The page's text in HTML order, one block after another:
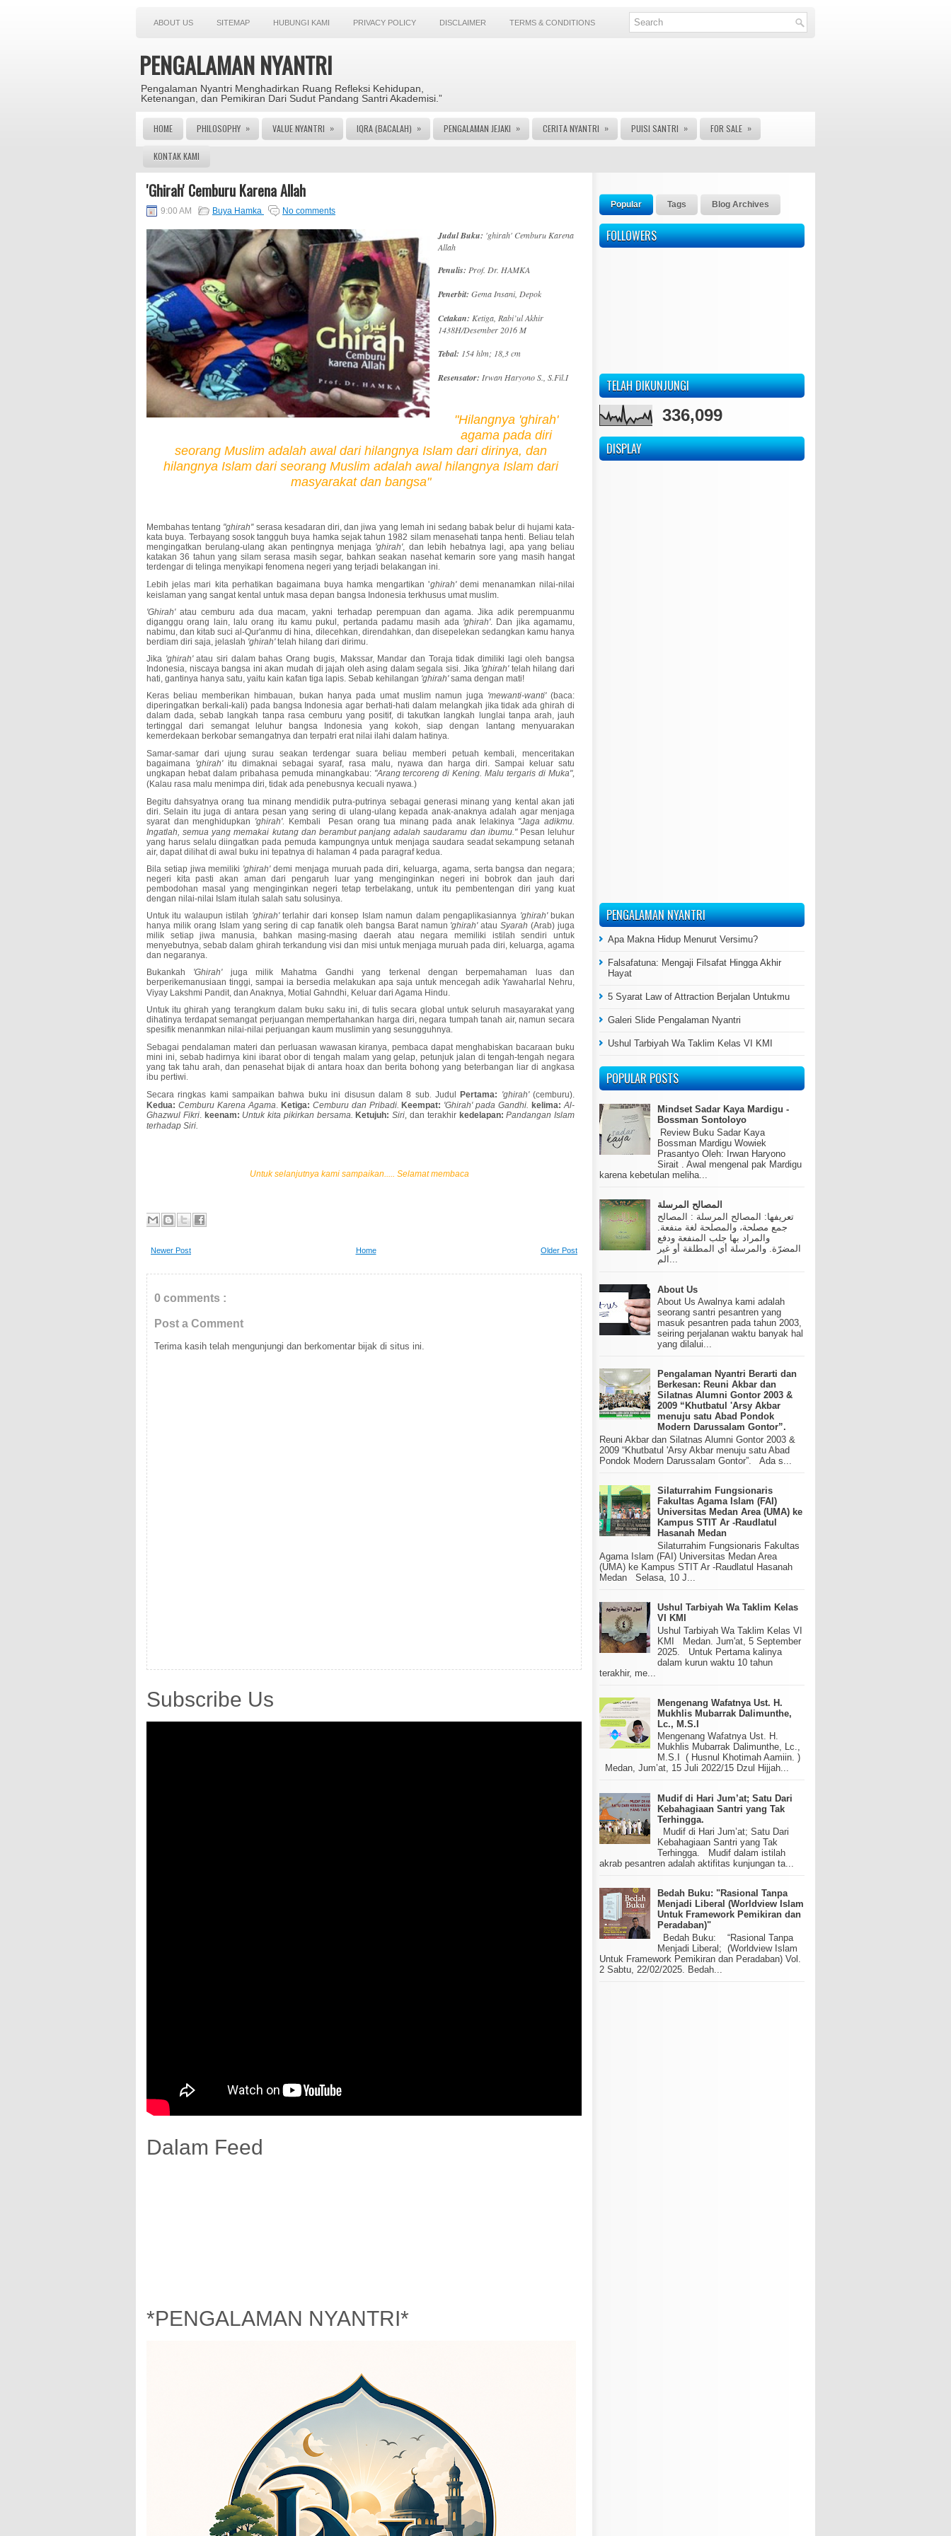
ABOUT US SITEMAP HUBUNGI KAMI PRIVACY POLICY DISCLAIMER TERMS & CONDITIONS
PENGALAMAN NYANTRI
Pengalaman Nyantri Menghadirkan Ruang Refleksi Kehidupan,
Ketenangan, dan Pemikiran Dari Sudut Pandang Santri Akademisi.”
HOME PHILOSOPHY » VALUE NYANTRI » IQRA (BACALAH) » PENGALAMAN JEJAKI » CERITA NYANTRI » PUISI SANTRI » FOR SALE »
KONTAK KAMI
'Ghirah' Cemburu Karena Allah
9:00 AM Buya Hamka No comments
Judul Buku: 'ghirah' Cemburu Karena
Allah
Penulis: Prof. Dr. HAMKA
Penerbit: Gema Insani, Depok
Cetakan: Ketiga, Rabi’ul Akhir
1438H/Desember 2016 M
Tebal: 154 hlm; 18,3 cm
Resensator: Irwan Haryono S., S.Fil.I
"Hilangnya 'ghirah'
agama pada diri
seorang Muslim adalah awal dari hilangnya Islam dari dirinya, dan
hilangnya Islam dari seorang Muslim adalah awal hilangnya Islam dari
masyarakat dan bangsa"
Membahas tentang ''ghirah''serasa kesadaran diri, dan jiwa yang lemah ini sedang babak belur di hujami kata-
kata buya. Terbayang sosok tangguh buya hamka sejak tahun 1982 silam menasehati tanpa henti. Beliau telah
mengingatkan berulang-ulang akan pentingnya menjaga 'ghirah', dan lebih hebatnya lagi, apa yang beliau
katakan 36 tahun yang silam serasa masih segar, bahkan seakan nasehat kemarin sore yang masih hangat
terdengar di telinga menyikapi fenomena negeri yang terjadi belakangan ini.
Lebih jelas mari kita perhatikan bagaimana buya hamka mengartikan 'ghirah' demi menanamkan nilai-nilai
keislaman yang sangat kental untuk masa depan bangsa Indonesia terkhusus umat muslim.
'Ghirah'atau cemburu ada dua macam, yakni terhadap perempuan dan agama. Jika adik perempuanmu
diganggu orang lain, lalu orang itu kamu pukul, pertanda padamu masih ada 'ghirah'. Dan jika agamamu,
nabimu, dan kitab suci al-Qur'anmu di hina, dilecehkan, direndahkan, dan disepelekan sedangkan kamu hanya
berdiam diri saja, jelaslah 'ghirah'telah hilang dari dirimu.
Jika 'ghirah'atau siri dalam bahas Orang bugis, Makssar, Mandar dan Toraja tidak dimiliki lagi oleh bangsa
Indonesia, niscaya bangsa ini akan mudah di jajah oleh asing dalam segala sisi. Jika 'ghirah'telah hilang dari
hati, gantinya hanya satu, yaitu kain kafan tiga lapis. Sebab kehilangan 'ghirah'sama dengan mati!
Keras beliau memberikan himbauan, bukan hanya pada umat muslim namun juga 'mewanti-wanti'(baca:
diperingatkan berkali-kali) pada bangsa Indonesia agar berhati-hati dalam melangkah jika tidak ada ghirah di
dalam dada, sebab langkah tanpa rasa cemburu yang positif, di takutkan langkah lunglai tanpa arah, jauh
tertinggal dari semangat leluhur bangsa Indonesia yang kokoh, siap dengan lantang menyuarakan
kemerdekaan berkobar semangatnya dan terpatri erat nilai ilahi dalam hatinya.
Samar-samar dari ujung surau seakan terdengar suara beliau memberi petuah kembali, menceritakan
bagaimana 'ghirah'itu dimaknai sebagai syaraf, rasa malu, nyawa dan harga diri. Sampai keluar satu
ungkapan hebat dalam pribahasa pemuda minangkabau: "Arang tercoreng di Kening. Malu tergaris di Muka",
(Kalau rasa malu menimpa diri, tidak ada penebusnya kecuali nyawa.)
Begitu dahsyatnya orang tua minang mendidik putra-putrinya sebagai generasi minang yang kental akan jati
diri. Selain itu juga di antara pesan yang sering di ulang-ulang kepada anak-anaknya adalah agar menjaga
syarat dan menghidupkan 'ghirah'. Kembali Pesan orang tua minang pada anak lelakinya "Jaga adikmu.
Ingatlah, semua yang memakai kutang dan berambut panjang adalah saudaramu dan ibumu."Pesan leluhur
yang harus selalu diingatkan pada pemuda kampungnya untuk menjaga saudara seadat sekampung setanah
air, dapat dilihat di awal buku ini tepatnya di halaman 4 pada paragraf kedua.
Bila setiap jiwa memiliki 'ghirah'demi menjaga muruah pada diri, keluarga, agama, serta bangsa dan negara;
negeri kita pasti akan aman dari pengaruh luar yang menginginkan negeri ini bobrok dan jauh dari
pembodohan masal yang menginginkan negeri tetap terbelakang, untuk itu pembentengan diri yang kuat
dengan nilai-nilai Islam itulah salah satu solusinya.
Untuk itu walaupun istilah 'ghirah'terlahir dari konsep Islam namun dalam pengaplikasiannya 'ghirah'bukan
hanya milik orang Islam yang sering di cap fanatik oleh bangsa Barat namun 'ghirah'atauSyarah(Arab) juga
milik setiap jiwa manusia, bahkan masing-masing daerah atau negara memiliki istilah sendiri untuk
menyebutnya, sebab dalam ghirah terkandung visi dan misi untuk menjaga muruah pada diri, keluarga, agama
dan negaranya.
Bukankah 'Ghirah'juga milik Mahatma Gandhi yang terkenal dengan berpemahaman luas dan
berperikemanusiaan tinggi, sampai ia bersedia melakukan apa saja untuk mencegah adik Yawaharlal Nehru,
Viyay Lakshmi Pandit, dan Anaknya, Motial Gahndhi, Keluar dari Agama Hindu.
Untuk itu ghirah yang terangkum dalam buku saku ini, di tulis secara global untuk seluruh masayarakat yang
dihatinya terdapat semangat perjuangan mempertahankan harga diri, negara tumpah tanah air, namun secara
spesifik menanmkan nilai-nilai perjuangan kaum muslimin yang sesungguhnya.
Sebagai pendalaman materi dan perluasan wawasan kiranya, pembaca dapat menghabiskan bacaraan buku
mini ini, sebab hadirnya kini ibarat obor di tengah malam yang gelap, petunjuk jalan di tengah-tengah negara
yang tak tahu arah, dan penasehat bijak di antara hoax dan berita bohong yang beterbangan liar di angkasa
ibu pertiwi.
Secara ringkas kami sampaikan bahwa buku ini disusun dalam 8 sub. Judul Pertama: 'ghirah'(cemburu).
Kedua: Cemburu Karena Agama. Ketiga: Cemburu dan Pribadi. Keempat: 'Ghirah' pada Gandhi. kelima: Al-
Ghazwul Fikri. keenam: Untuk kita pikirkan bersama. Ketujuh: Siri, dan terakhir kedelapan: Pandangan Islam
terhadap Siri.
Untuk selanjutnya kami sampaikan..... Selamat membaca
Newer Post Older Post
Home
0 comments :
Post a Comment
Terima kasih telah mengunjungi dan berkomentar bijak di situs ini.
Subscribe Us
Dalam Feed
*PENGALAMAN NYANTRI*
Popular Tags Blog Archives
FOLLOWERS
TELAH DIKUNJUNGI
336,099
DISPLAY
PENGALAMAN NYANTRI
Apa Makna Hidup Menurut Versimu?
Falsafatuna: Mengaji Filsafat Hingga Akhir
Hayat
5 Syarat Law of Attraction Berjalan Untukmu
Galeri Slide Pengalaman Nyantri
Ushul Tarbiyah Wa Taklim Kelas VI KMI
POPULAR POSTS
Mindset Sadar Kaya Mardigu -
Bossman Sontoloyo
Review Buku Sadar Kaya
Bossman Mardigu Wowiek
Prasantyo Oleh: Irwan Haryono
Sirait . Awal mengenal pak Mardigu
karena kebetulan meliha...
المصالح المرسلة
تعريفها: المصالح المرسلة : المصالح
جمع مصلحة، والمصلحة لغة منفعة.
والمراد بها جلب المنفعة ودفع
المضرّة. والمرسلة أي المطلقة أو غير
الم...
About Us
About Us Awalnya kami adalah
seorang santri pesantren yang
masuk pesantren pada tahun 2003,
seiring perjalanan waktu banyak hal
yang dilalui...
Pengalaman Nyantri Berarti dan
Berkesan: Reuni Akbar dan
Silatnas Alumni Gontor 2003 &
2009 “Khutbatul 'Arsy Akbar
menuju satu Abad Pondok
Modern Darussalam Gontor”.
Reuni Akbar dan Silatnas Alumni Gontor 2003 &
2009 “Khutbatul 'Arsy Akbar menuju satu Abad
Pondok Modern Darussalam Gontor”. Ada s...
Silaturrahim Fungsionaris
Fakultas Agama Islam (FAI)
Universitas Medan Area (UMA) ke
Kampus STIT Ar -Raudlatul
Hasanah Medan
Silaturrahim Fungsionaris Fakultas
Agama Islam (FAI) Universitas Medan Area
(UMA) ke Kampus STIT Ar -Raudlatul Hasanah
Medan Selasa, 10 J...
Ushul Tarbiyah Wa Taklim Kelas
VI KMI
Ushul Tarbiyah Wa Taklim Kelas VI
KMI Medan. Jum'at, 5 September
2025. Untuk Pertama kalinya
dalam kurun waktu 10 tahun
terakhir, me...
Mengenang Wafatnya Ust. H.
Mukhlis Mubarrak Dalimunthe,
Lc., M.S.I
Mengenang Wafatnya Ust. H.
Mukhlis Mubarrak Dalimunthe, Lc.,
M.S.I ( Husnul Khotimah Aamiin. )
Medan, Jum’at, 15 Juli 2022/15 Dzul Hijjah...
Mudif di Hari Jum’at; Satu Dari
Kebahagiaan Santri yang Tak
Terhingga.
Mudif di Hari Jum’at; Satu Dari
Kebahagiaan Santri yang Tak
Terhingga. Mudif dalam istilah
akrab pesantren adalah aktifitas kunjungan ta...
Bedah Buku: "Rasional Tanpa
Menjadi Liberal (Worldview Islam
Untuk Framework Pemikiran dan
Peradaban)"
Bedah Buku: “Rasional Tanpa
Menjadi Liberal; (Worldview Islam
Untuk Framework Pemikiran dan Peradaban) Vol.
2 Sabtu, 22/02/2025. Bedah...